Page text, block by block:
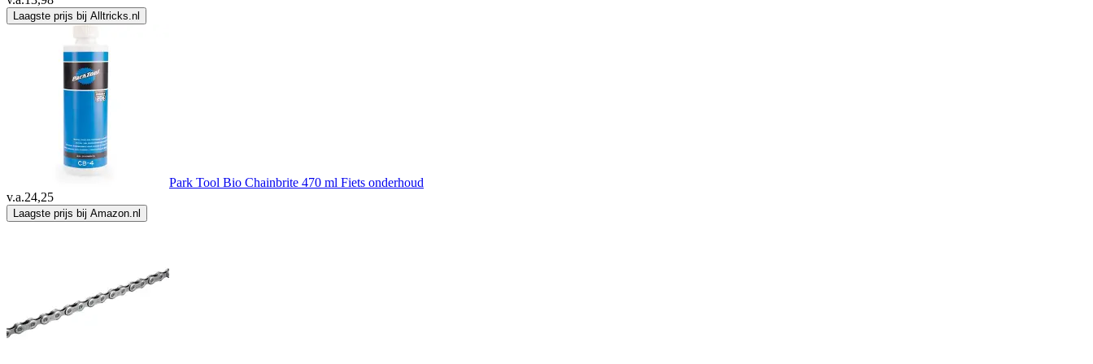
Laagste prijs bij Alltricks.nl
Park Tool Bio Chainbrite 470 ml Fiets onderhoud
v.a.24,25
Laagste prijs bij Amazon.nl